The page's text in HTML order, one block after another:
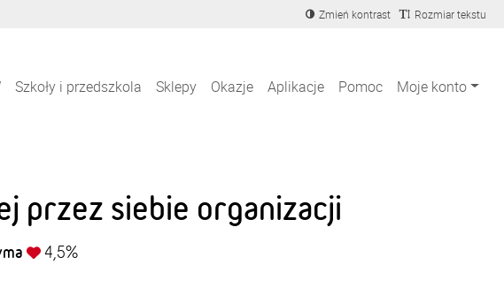
Zmień kontrast Rozmiar tekstu
Szkoły i przedszkola Sklepy Okazje Aplikacje Pomoc Moje konto
przez siebie organizacji
4,5%